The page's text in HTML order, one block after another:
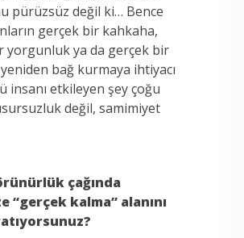
pürüzsüz değil ki… Bence
gerçek bir kahkaha,
yorgunluk ya da gerçek bir
bağ kurmaya ihtiyacı
insanı etkileyen şey çoğu
değil, samimiyet
çağında
“gerçek kalma” alanını